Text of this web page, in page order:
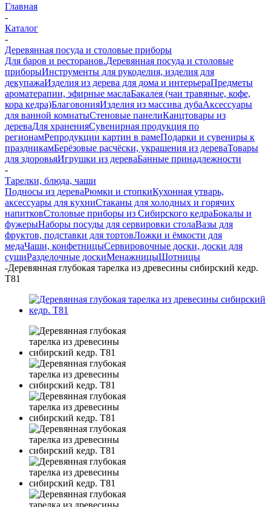
Главная
-
Каталог
-
Деревянная посуда и столовые приборы
Для баров и ресторанов.Деревянная посуда и столовые
приборыИнструменты для рукоделия, изделия для
декупажаИзделия из дерева для дома и интерьераПредметы
ароматерапии, эфирные маслаБакалея (чаи травяные, кофе,
кора кедра)БлаговонияИзделия из массива дубаАксессуары
для ванной комнатыСтеновые панелиКанцтовары из
дереваДля храненияСувенирная продукция по
регионамРепродукции картин в рамеПодарки и сувениры к
праздникамБерёзовые расчёски, украшения из дереваТовары
для здоровьяИгрушки из дереваБанные принадлежности
-
Тарелки, блюда, чаши
Подносы из дереваРюмки и стопкиКухонная утварь,
аксессуары для кухниСтаканы для холодных и горячих
напитковСтоловые приборы из Сибирского кедраБокалы и
фужерыНаборы посуды для сервировки столаВазы для
фруктов, подставки для тортовЛожки и ёмкости для
медаЧаши, конфетницыСервировочные доски, доски для
сушиРазделочные доскиМенажницыШотницы
-Деревянная глубокая тарелка из древесины сибирский кедр.
T81